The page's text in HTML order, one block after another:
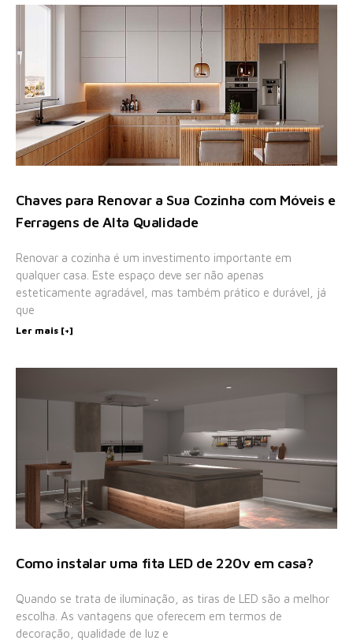
Chaves para Renovar a Sua Cozinha com Móveis e
Ferragens de Alta Qualidade
Renovar a cozinha é um investimento importante em
qualquer casa. Este espaço deve ser não apenas
esteticamente agradável, mas também prático e durável, já
que
Ler mais [+]
Como instalar uma fita LED de 220v em casa?
Quando se trata de iluminação, as tiras de LED são a melhor
escolha. As vantagens que oferecem em termos de
decoração, qualidade de luz e